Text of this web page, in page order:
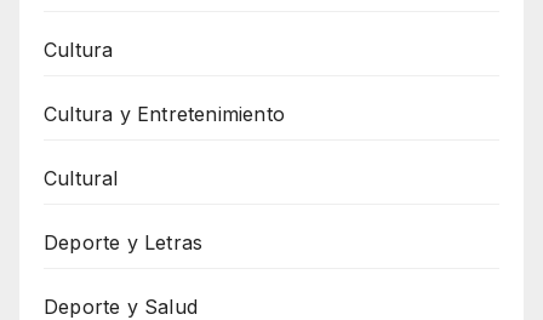
Cultura
Cultura y Entretenimiento
Cultural
Deporte y Letras
Deporte y Salud